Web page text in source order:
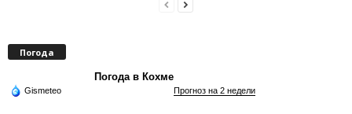
Погода
Погода в Кохме
Gismeteo Прогноз на 2 недели